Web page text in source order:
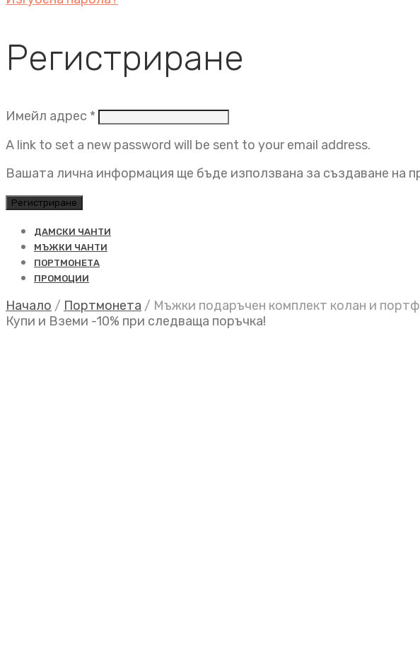
Регистриране
Имейл адрес * Задължително
A link to set a new password will be sent to your email address.
Вашата лична информация ще бъде използвана за създаване на
Регистриране
ДАМСКИ ЧАНТИ
МЪЖКИ ЧАНТИ
ПОРТМОНЕТА
ПРОМОЦИИ
Начало / Портмонета / Мъжки подаръчен комплект колан и
Купи и Вземи -10% при следваща поръчка!